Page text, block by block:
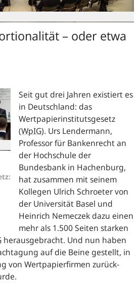
– oder etwa
Seit gut drei Jahren existiert es
in Deutschland: das
Wertpapierinstitutsgesetz
(WpIG). Urs Lendermann,
Professor für Bankenrecht an
der Hochschule der
Bundesbank in Hachenburg,
hat zusammen mit seinem
Kollegen Ulrich Schroeter von
der Universität Basel und
Heinrich Nemeczek dazu einen
mehr als 1.500 Seiten starken
herausgebracht. Und nun haben
auf die Beine gestellt, in
von Wertpapierfirmen zurück-